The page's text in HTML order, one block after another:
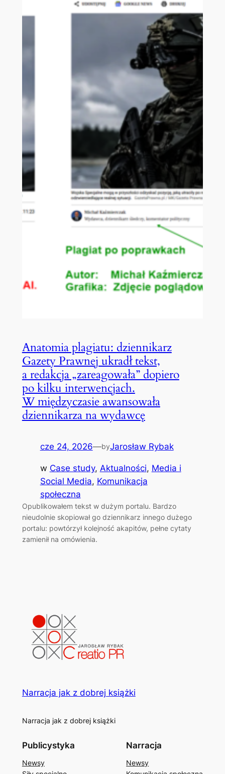
Anatomia plagiatu: dziennikarz
Gazety Prawnej ukradł tekst,
a redakcja „zareagowała” dopiero
po kilku interwencjach.
W międzyczasie awansowała
dziennikarza na wydawcę
cze 24, 2026—byJarosław Rybak
w Case study, Aktualności, Media i
Social Media, Komunikacja
społeczna
Opublikowałem tekst w dużym portalu. Bardzo
nieudolnie skopiował go dziennikarz innego dużego
portalu: powtórzył kolejność akapitów, pełne cytaty
zamienił na omówienia.
Narracja jak z dobrej książki
Narracja jak z dobrej książki
Publicystyka
Newsy
Narracja
Newsy